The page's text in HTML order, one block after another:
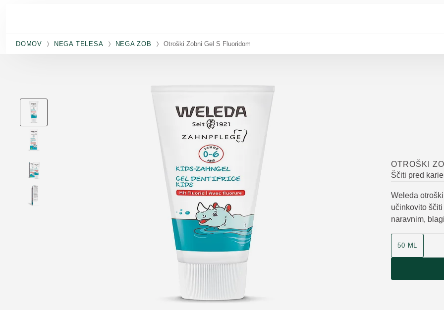
DOMOV NEGA TELESA NEGA ZOB Otroški Zobni Gel S Fluoridom
OTROŠKI
Ščiti pred
Weleda
učinkovito
naravnim,
50 ML